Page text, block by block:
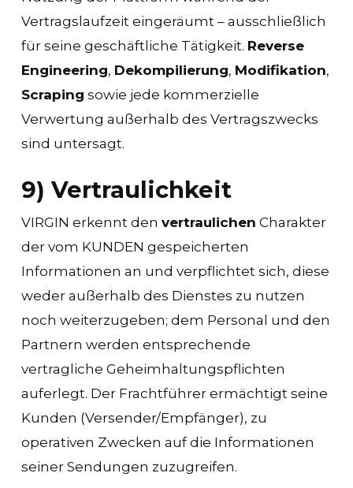
Vertragslaufzeit eingeräumt – ausschließlich
für seine geschäftliche Tätigkeit. Reverse
Engineering, Dekompilierung, Modifikation,
Scraping sowie jede kommerzielle
Verwertung außerhalb des Vertragszwecks
sind untersagt.
9) Vertraulichkeit
VIRGIN erkennt den vertraulichen Charakter
der vom KUNDEN gespeicherten
Informationen an und verpflichtet sich, diese
weder außerhalb des Dienstes zu nutzen
noch weiterzugeben; dem Personal und den
Partnern werden entsprechende
vertragliche Geheimhaltungspflichten
auferlegt. Der Frachtführer ermächtigt seine
Kunden (Versender/Empfänger), zu
operativen Zwecken auf die Informationen
seiner Sendungen zuzugreifen.